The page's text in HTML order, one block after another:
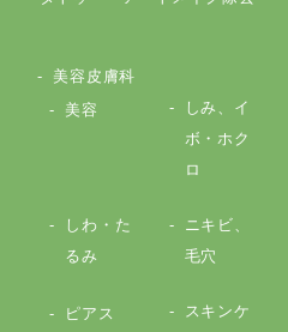
美容皮膚科
美容
しみ、イ
ボ・ホク
ロ
しわ・た
るみ
ニキビ、
毛穴
ピアス
スキンケ